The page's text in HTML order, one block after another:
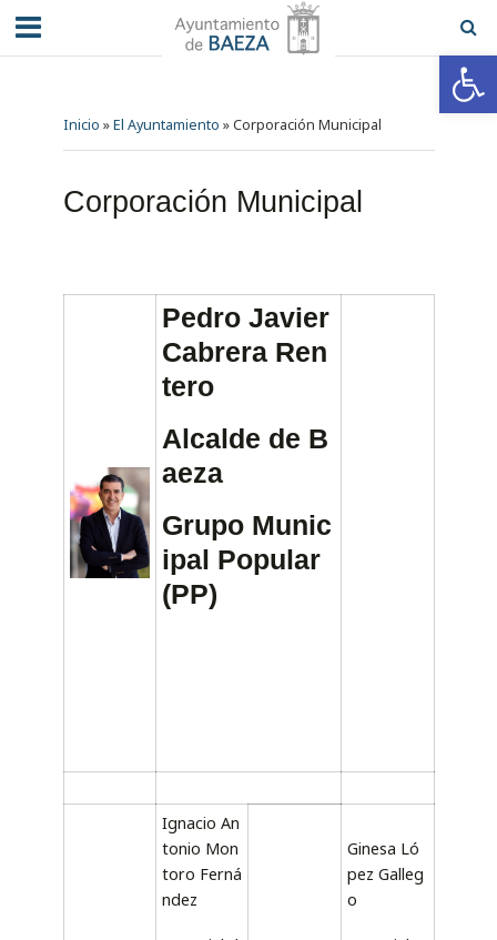
Inicio »El Ayuntamiento »Corporación Municipal
Corporación Municipal
Pedro Javier
Cabrera Ren
tero
Alcalde de B
aeza
Grupo Munic
ipal Popular
(PP)
Ignacio An
tonio Mon
toro Ferná
ndez
Ginesa Ló
pez Galleg
o
Abrir barra de herramientas